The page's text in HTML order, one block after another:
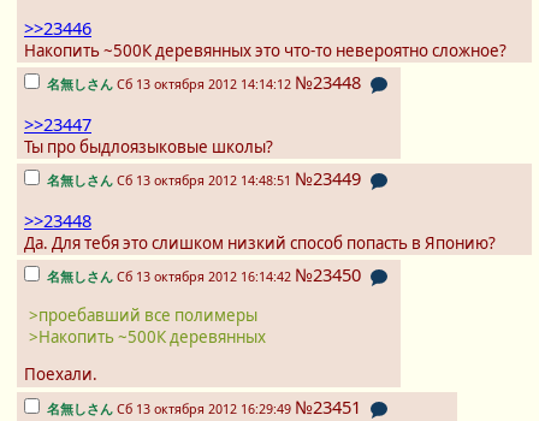
>>23446
Накопить ~500К деревянных это что-то невероятно сложное?
名無しさん Сб 13 октября 2012 14:14:12 №23448
>>23447
Ты про быдлоязыковые школы?
名無しさん Сб 13 октября 2012 14:48:51 №23449
>>23448
Да. Для тебя это слишком низкий способ попасть в Японию?
名無しさん Сб 13 октября 2012 16:14:42 №23450
>проебавший все полимеры
>Накопить ~500К деревянных
Поехали.
名無しさん Сб 13 октября 2012 16:29:49 №23451